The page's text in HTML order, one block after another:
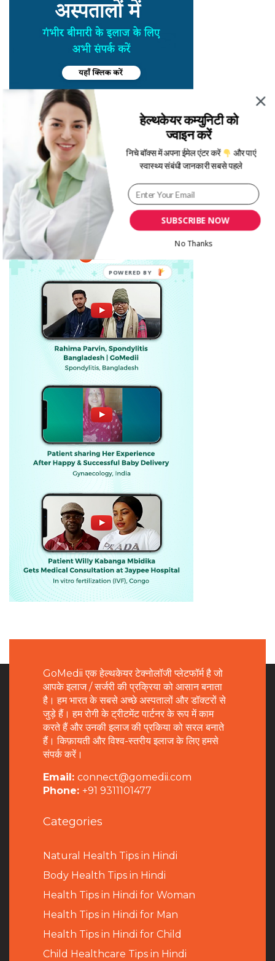
GoMedii एक हेल्थकेयर टेक्नोलॉजी प्लेटफॉर्म है जो
आपके इलाज / सर्जरी की प्रक्रिया को आसान बनाता
है। हम भारत के सबसे अच्छे अस्पतालों और डॉक्टरों से
जुड़े हैं। हम रोगी के ट्रीटमेंट पार्टनर के रूप में काम
करते हैं और उनकी इलाज की प्रकिया को सरल बनाते
हैं। किफ़ायती और विश्व-स्तरीय इलाज के लिए हमसे
संपर्क करें।
Email: connect@gomedii.com
Phone: +91 9311101477
Categories
Natural Health Tips in Hindi
Body Health Tips in Hindi
Health Tips in Hindi for Woman
Health Tips in Hindi for Man
Health Tips in Hindi for Child
Child Healthcare Tips in Hindi
SUBSCRIBE NOW
हेल्थकेयर कम्युनिटी को
ज्वाइन करें
निचे बॉक्स में अपना ईमेल एंटर करें
और पाएं
स्वास्थ्य संबंधी जानकारी सबसे पहले
No Thanks
POWERED BY